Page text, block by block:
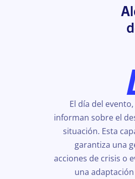
El día del
informan sobre el
situación. Esta
garantiza una
acciones de crisis o
una